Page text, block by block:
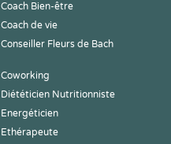
Coach Bien-être
Coach de vie
Conseiller Fleurs de Bach
Coworking
Diététicien Nutritionniste
Energéticien
Ethérapeute